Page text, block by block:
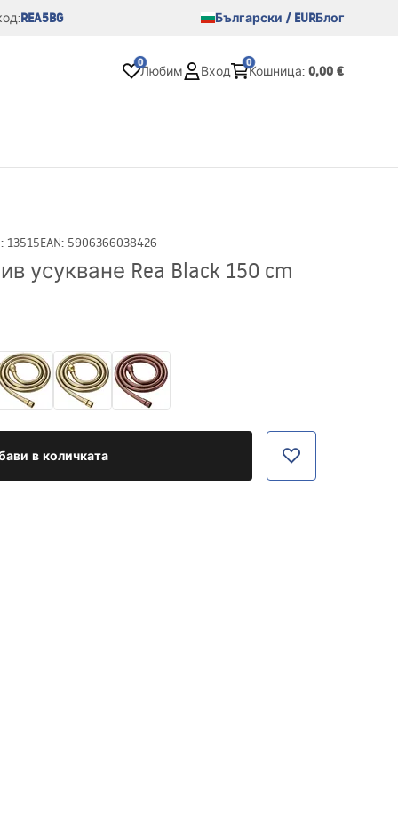
REA5BG Български / EURБлог
0
Любим Вход
0
Кошница: 0,00 €
: 13515EAN: 5906366038426
усукване Rea Black 150 cm
в количката